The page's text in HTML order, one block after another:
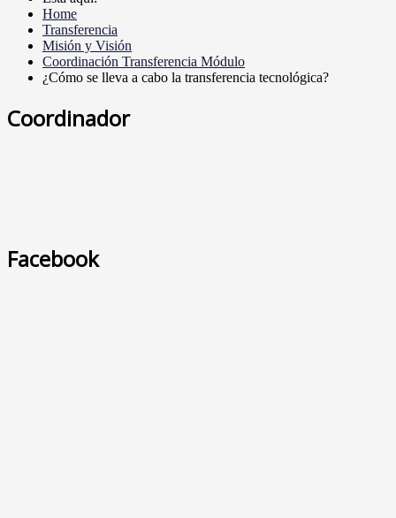
Home
Transferencia
Misión y Visión
Coordinación Transferencia Módulo
¿Cómo se lleva a cabo la transferencia tecnológica?
Coordinador
Facebook